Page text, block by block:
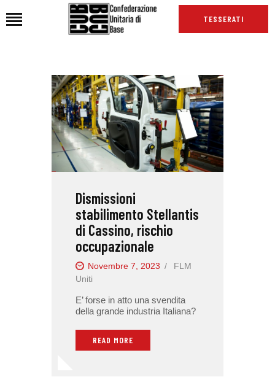
TESSERATI
HOME
CHI SIAMO
SEDI
NEWS
PODCAST CUB
INTERNAZIONALE
RASSEGNA STAMPA
Dismissioni
stabilimento Stellantis
di Cassino, rischio
occupazionale
Novembre 7, 2023
FLM
Uniti
E’ forse in atto una svendita
della grande industria Italiana?
READ MORE